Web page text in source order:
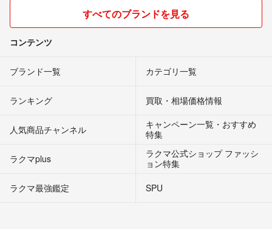
すべてのブランドを見る
コンテンツ
ブランド一覧 カテゴリ一覧
ランキング 買取・相場価格情報
人気商品チャンネル
キャンペーン一覧・おすすめ
特集
ラクマplus
ラクマ公式ショップ ファッシ
ョン特集
ラクマ最強鑑定
SPU